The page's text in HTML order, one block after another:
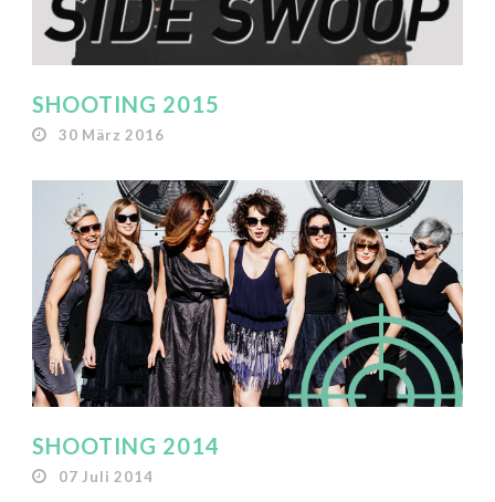
SHOOTING 2015
30 März 2016
SHOOTING 2014
07 Juli 2014